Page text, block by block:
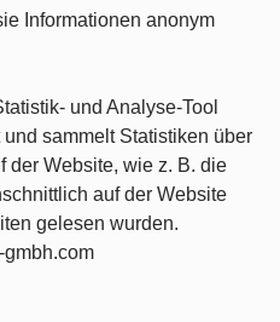
Informationen anonym
und Analyse-Tool
sammelt Statistiken über
der Website, wie z. B. die
auf der Website
gelesen wurden.
gmbh.com